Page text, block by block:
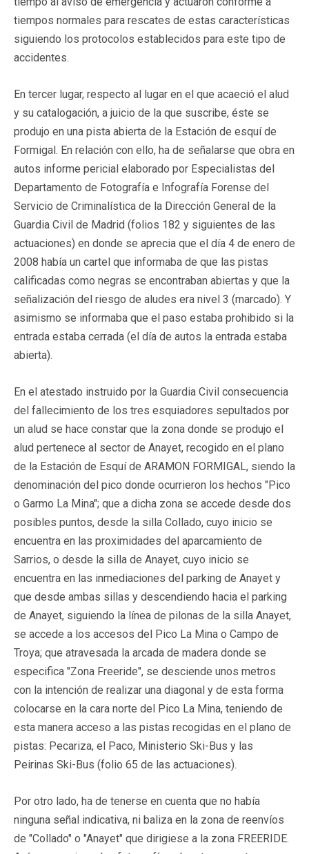
tiempos normales para rescates de estas características
siguiendo los protocolos establecidos para este tipo de
accidentes.
En tercer lugar, respecto al lugar en el que acaeció el alud
y su catalogación, a juicio de la que suscribe, éste se
produjo en una pista abierta de la Estación de esquí de
Formigal. En relación con ello, ha de señalarse que obra en
autos informe pericial elaborado por Especialistas del
Departamento de Fotografía e Infografía Forense del
Servicio de Criminalística de la Dirección General de la
Guardia Civil de Madrid (folios 182 y siguientes de las
actuaciones) en donde se aprecia que el día 4 de enero de
2008 había un cartel que informaba de que las pistas
calificadas como negras se encontraban abiertas y que la
señalización del riesgo de aludes era nivel 3 (marcado). Y
asimismo se informaba que el paso estaba prohibido si la
entrada estaba cerrada (el día de autos la entrada estaba
abierta).
En el atestado instruido por la Guardia Civil consecuencia
del fallecimiento de los tres esquiadores sepultados por
un alud se hace constar que la zona donde se produjo el
alud pertenece al sector de Anayet, recogido en el plano
de la Estación de Esquí de ARAMON FORMIGAL, siendo la
denominación del pico donde ocurrieron los hechos "Pico
o Garmo La Mina"; que a dicha zona se accede desde dos
posibles puntos, desde la silla Collado, cuyo inicio se
encuentra en las proximidades del aparcamiento de
Sarrios, o desde la silla de Anayet, cuyo inicio se
encuentra en las inmediaciones del parking de Anayet y
que desde ambas sillas y descendiendo hacia el parking
de Anayet, siguiendo la línea de pilonas de la silla Anayet,
se accede a los accesos del Pico La Mina o Campo de
Troya; que atravesada la arcada de madera donde se
especifica "Zona Freeride", se desciende unos metros
con la intención de realizar una diagonal y de esta forma
colocarse en la cara norte del Pico La Mina, teniendo de
esta manera acceso a las pistas recogidas en el plano de
pistas: Pecariza, el Paco, Ministerio Ski-Bus y las
Peirinas Ski-Bus (folio 65 de las actuaciones).
Por otro lado, ha de tenerse en cuenta que no había
ninguna señal indicativa, ni baliza en la zona de reenvíos
de "Collado" o "Anayet" que dirigiese a la zona FREERIDE.